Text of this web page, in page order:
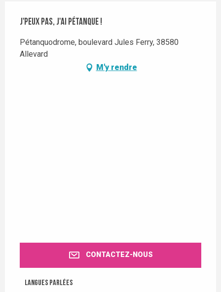
J'peux pas, j'ai pétanque !
Pétanquodrome, boulevard Jules Ferry, 38580
Allevard
M'y rendre
CONTACTEZ-NOUS
Langues parlées
Langues parlées